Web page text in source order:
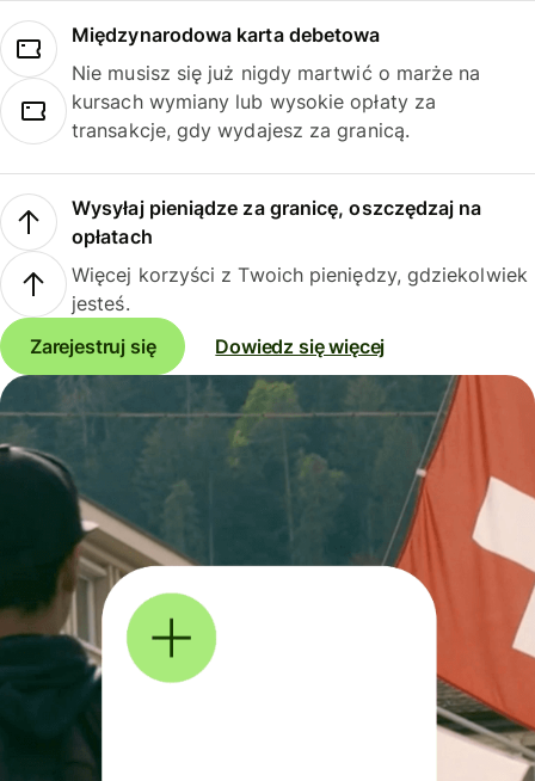
Międzynarodowa karta debetowa
Nie musisz się już nigdy martwić o marże na
kursach wymiany lub wysokie opłaty za
transakcje, gdy wydajesz za granicą.
Wysyłaj pieniądze za granicę, oszczędzaj na
opłatach
Więcej korzyści z Twoich pieniędzy, gdziekolwiek
jesteś.
Zarejestruj się
Dowiedz się więcej